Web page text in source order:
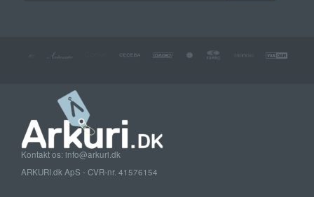
Kontakt os: info@arkuri.dk
ARKURI.dk ApS - CVR-nr. 41576154